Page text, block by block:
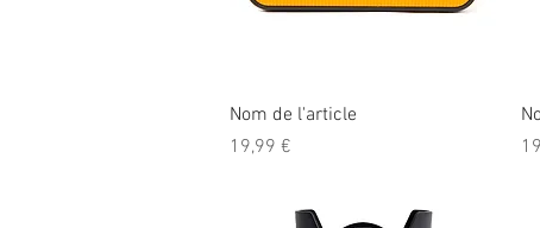
Aperçu rapide
Nom de l'article
Prix
19,99 €